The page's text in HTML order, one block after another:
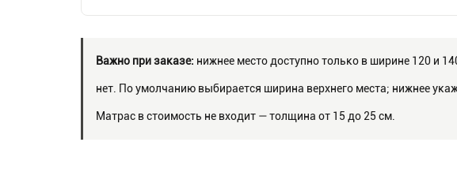
Важно при заказе: нижнее место доступно только в ширине 120 и
нет. По умолчанию выбирается ширина верхнего места; нижнее
Матрас в стоимость не входит — толщина от 15 до 25 см.